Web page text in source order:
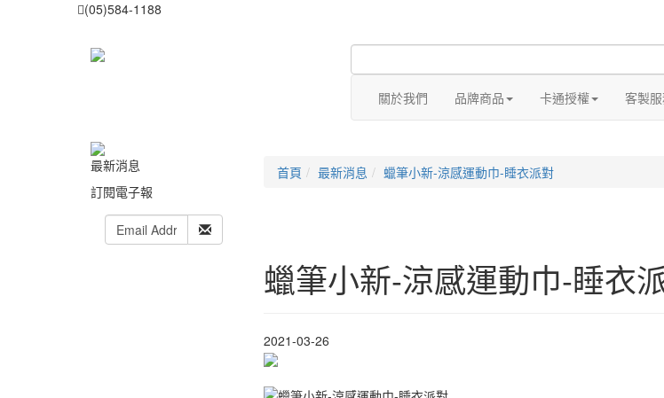
(05)584-1188
關於我們 品牌商品 卡通授權 客製
最新消息
訂閱電子報
首頁 最新消息 蠟筆小新-涼感運動巾-睡衣派對
蠟筆小新-涼感運動巾-睡衣
2021-03-26